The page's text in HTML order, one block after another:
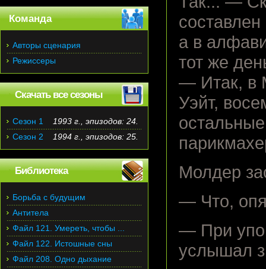
а в
тот же
— Итак, в
Уэйт,
Молдер
— Что,
— При
услышал
Команда
Авторы сценария
Режиссеры
Скачать все сезоны
Сезон 1
1993 г., эпизодов: 24.
Сезон 2
1994 г., эпизодов: 25.
Библиотека
Борьба с будущим
Антитела
Файл 121. Умереть, чтобы ...
Файл 122. Истошные сны
Файл 208. Одно дыхание